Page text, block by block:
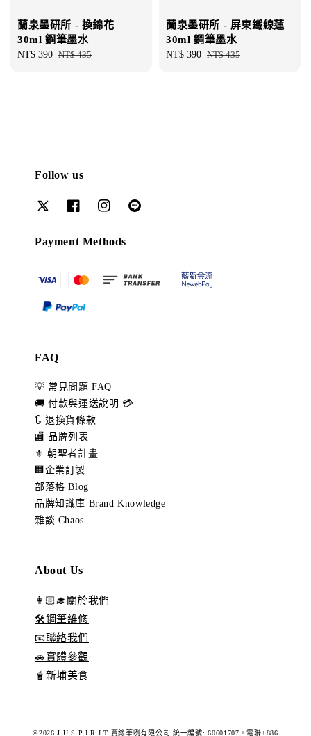
蘭泉墨研所 - 換錦花
30ml 鋼筆墨水
Sale
NT$ 390 Regular
NT$ 435
蘭泉墨研所 - 屏東鐵線蓮
30ml 鋼筆墨水
Sale
NT$ 390 Regular
NT$ 435
Follow us
Payment Methods
FAQ
💡 常見問題 FAQ
🚚 付款與運送說明 💳
🔃 退換貨條款
🏬 品牌列表
⚜️ 朝聖者計畫
🏢企業訂製
部落格 Blog
品牌知識庫 Brand Knowledge
雜談 Chaos
About Us
👩🏻‍🎓關於我們
🛠️鋼筆維修
📧聯絡我們
🚗實體參觀
🧋新埔美食
©2026 J U S P I R I T 賈絲筆咧有限公司 統一編號: 60601707。電聯+886